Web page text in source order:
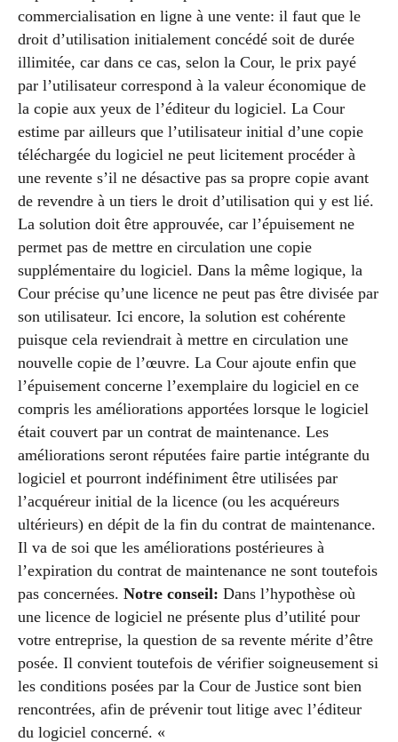
commercialisation en ligne à une vente: il faut que le
droit d’utilisation initialement concédé soit de durée
illimitée, car dans ce cas, selon la Cour, le prix payé
par l’utilisateur correspond à la valeur économique de
la copie aux yeux de l’éditeur du logiciel. La Cour
estime par ailleurs que l’utilisateur initial d’une copie
téléchargée du logiciel ne peut licitement procéder à
une revente s’il ne désactive pas sa propre copie avant
de revendre à un tiers le droit d’utilisation qui y est lié.
La solution doit être approuvée, car l’épuisement ne
permet pas de mettre en circulation une copie
supplémentaire du logiciel. Dans la même logique, la
Cour précise qu’une licence ne peut pas être divisée par
son utilisateur. Ici encore, la solution est cohérente
puisque cela reviendrait à mettre en circulation une
nouvelle copie de l’œuvre. La Cour ajoute enfin que
l’épuisement concerne l’exemplaire du logiciel en ce
compris les améliorations apportées lorsque le logiciel
était couvert par un contrat de maintenance. Les
améliorations seront réputées faire partie intégrante du
logiciel et pourront indéfiniment être utilisées par
l’acquéreur initial de la licence (ou les acquéreurs
ultérieurs) en dépit de la fin du contrat de maintenance.
Il va de soi que les améliorations postérieures à
l’expiration du contrat de maintenance ne sont toutefois
pas concernées. Notre conseil: Dans l’hypothèse où
une licence de logiciel ne présente plus d’utilité pour
votre entreprise, la question de sa revente mérite d’être
posée. Il convient toutefois de vérifier soigneusement si
les conditions posées par la Cour de Justice sont bien
rencontrées, afin de prévenir tout litige avec l’éditeur
du logiciel concerné. «